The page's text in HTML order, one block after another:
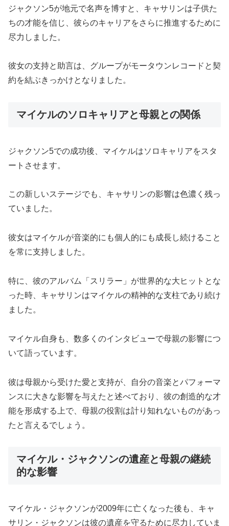
ジャクソン5が地元で名声を博すと、キャサリンは子供た
ちの才能を信じ、彼らのキャリアをさらに推進するために
尽力しました。
彼女の支持と助言は、グループがモータウンレコードと契
約を結ぶきっかけとなりました。
マイケルのソロキャリアと母親との関係
ジャクソン5での成功後、マイケルはソロキャリアをスタ
ートさせます。
この新しいステージでも、キャサリンの影響は色濃く残っ
ていました。
彼女はマイケルが音楽的にも個人的にも成長し続けること
を常に支持しました。
特に、彼のアルバム「スリラー」が世界的な大ヒットとな
った時、キャサリンはマイケルの精神的な支柱であり続け
ました。
マイケル自身も、数多くのインタビューで母親の影響につ
いて語っています。
彼は母親から受けた愛と支持が、自分の音楽とパフォーマ
ンスに大きな影響を与えたと述べており、彼の創造的な才
能を形成する上で、母親の役割は計り知れないものがあっ
たと言えるでしょう。
マイケル・ジャクソンの遺産と母親の継続
的な影響
マイケル・ジャクソンが2009年に亡くなった後も、キャ
サリン・ジャクソンは彼の遺産を守るために尽力していま